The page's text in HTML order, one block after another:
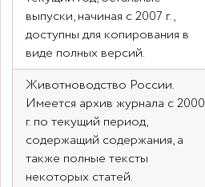
выпуски, начиная с 2007 г.,
доступны для копирования в
виде полных версий.
Животноводство России.
Имеется архив журнала с 2000
г. по текущий период,
содержащий содержания, а
также полные тексты
некоторых статей.